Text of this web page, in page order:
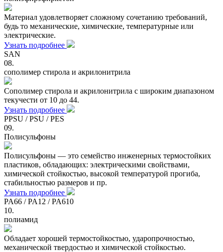
Материал удовлетворяет сложному сочетанию требований,
будь то механические, химические, температурные или
электрические.
Узнать подробнее
SAN
08.
сополимер стирола и акрилонитрила
Сополимер стирола и акрилонитрила с широким диапазоном
текучести от 10 до 44.
Узнать подробнее
PPSU / PSU / PES
09.
Полисульфоны
Полисульфоны — это семейство инженерных термостойких
пластиков, обладающих: электрическими свойствами,
химической стойкостью, высокой температурой прогиба,
стабильностью размеров и пр.
Узнать подробнее
PA66 / PA12 / PA610
10.
полиамид
Обладает хорошей термостойкостью, ударопрочностью,
механической твердостью и химической стойкостью.